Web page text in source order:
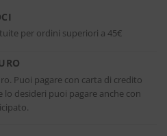
per ordini superiori a 45€
Puoi pagare con carta di credito
lo desideri puoi pagare anche con